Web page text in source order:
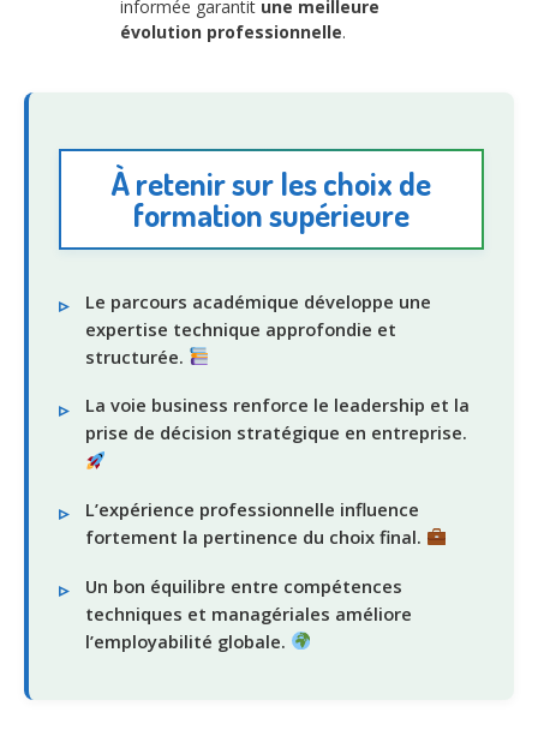
informée garantit une meilleure
évolution professionnelle.
À retenir sur les choix de
formation supérieure
Le parcours académique développe une
expertise technique approfondie et
structurée.
La voie business renforce le leadership et la
prise de décision stratégique en entreprise.
L’expérience professionnelle influence
fortement la pertinence du choix final.
Un bon équilibre entre compétences
techniques et managériales améliore
l’employabilité globale.